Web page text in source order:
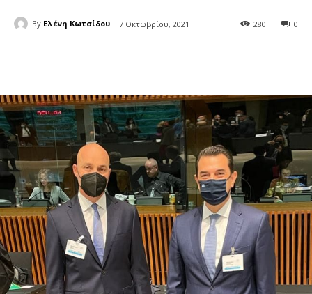
By Ελένη Κωτσίδου 7 Οκτωβρίου, 2021 0
280